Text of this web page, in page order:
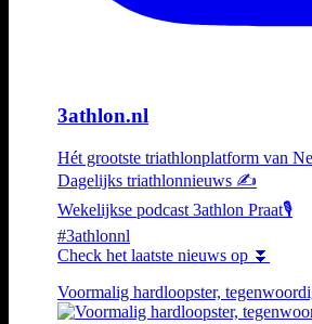
3athlon.nl
Hét grootste triathlonplatform van
Dagelijks triathlonnieuws ✍️
Wekelijkse podcast 3athlon Praat🎙️
#3athlonnl
Check het laatste nieuws op ⏬
Voormalig hardloopster,